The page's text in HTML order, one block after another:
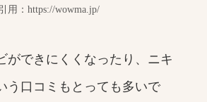
用：https://wowma.jp/
ができにくくなったり、ニキ
う口コミもとっても多いで